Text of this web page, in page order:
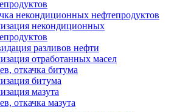
некондиционных нефтепродуктов
некондиционных
разливов нефти
отработанных масел
откачка битума
битума
мазута
откачка мазута